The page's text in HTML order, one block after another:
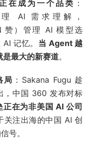
在成为一个品类 ：
理 AI 需求理解，
赞）管理 AI 模型选
记忆。 当 Agent 越
最大的新赛道。
局 ：Sakana Fugu 趁
，中国 360 发布对标
正在为非美国 AI 公司
关注出海的中国 AI 创
号。